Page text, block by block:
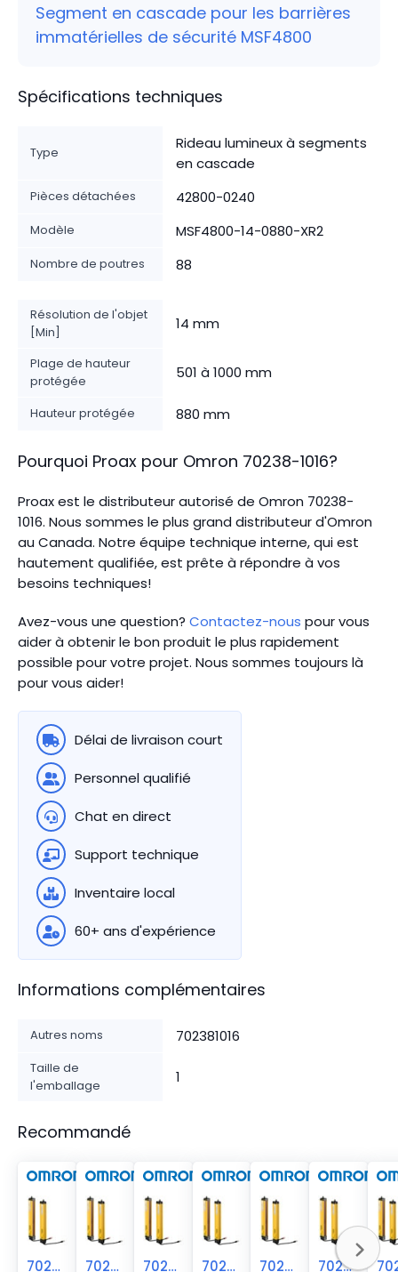
Segment en cascade pour les barrières
immatérielles de sécurité MSF4800
Spécifications techniques
Type
Rideau lumineux à segments
en cascade
Pièces détachées 42800-0240
Modèle MSF4800-14-0880-XR2
Nombre de poutres 88
Résolution de l'objet
[Min]
14 mm
Plage de hauteur
protégée
501 à 1000 mm
Hauteur protégée 880 mm
Pourquoi Proax pour Omron 70238-1016?
Proax est le distributeur autorisé de Omron 70238-
1016. Nous sommes le plus grand distributeur d'Omron
au Canada. Notre équipe technique interne, qui est
hautement qualifiée, est prête à répondre à vos
besoins techniques!
Avez-vous une question? Contactez-nous pour vous
aider à obtenir le bon produit le plus rapidement
possible pour votre projet. Nous sommes toujours là
pour vous aider!
Délai de livraison court
Personnel qualifié
Chat en direct
Support technique
Inventaire local
60+ ans d'expérience
Informations complémentaires
Autres noms 702381016
Taille de
l'emballage
1
Recommandé
70238-1015 70238-1017 70238-1014 70238-1018 70238-1013 70238-1012